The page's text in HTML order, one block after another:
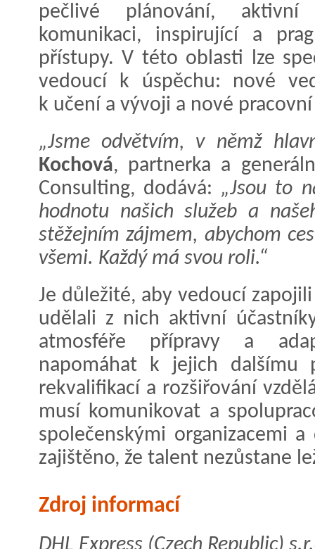
pečlivé plánování, aktivní
komunikaci, inspirující a
přístupy. V této oblasti lze
vedoucí k úspěchu: nové
k učení a vývoji a nové
„Jsme odvětvím, v němž
Kochová, partnerka a
Consulting, dodává: „Jsou to
hodnotu našich služeb a
stěžejním zájmem, abychom
všemi. Každý má svou roli.“
Je důležité, aby vedoucí
udělali z nich aktivní
atmosféře přípravy a
napomáhat k jejich dalšímu
rekvalifikací a rozšiřování
musí komunikovat a
společenskými organizacemi
zajištěno, že talent nezůstane
Zdroj informací
DHL Express (Czech Republic)